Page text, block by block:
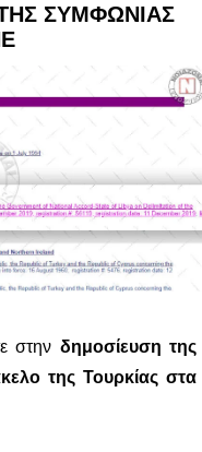
ΣΥΜΦΩΝΙΑΣ
στην δημοσίευση της
της Τουρκίας στα